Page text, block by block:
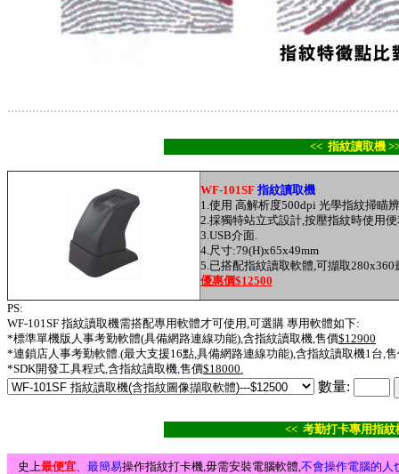
<< 指紋讀取機
WF-101SF 指紋讀取機
1.使用 高解析度500dpi 光學指紋掃瞄
2.採獨特站立式設計,按壓指紋時使用便
3.USB介面.
4.尺寸:79(H)x65x49mm
5.已搭配指紋讀取軟體,可擷取
優惠價$12500
PS:
WF-101SF 指紋讀取機需搭配專用軟體才可使用,可選購 專用軟體如下:
*標準單機版人事考勤軟體(具備網路連線功能),含指紋讀取機,售價$12900
*連鎖店人事考勤軟體.(最大支援16點,具備網路連線功能),含指紋讀取機1台,
*SDK開發工具程式,含指紋讀取機,售價$18000.
數量:
<< 考勤打卡專用指紋
史上最便宜、最簡易操作指紋打卡機,毋需安裝電腦軟體,不會操作電腦的人